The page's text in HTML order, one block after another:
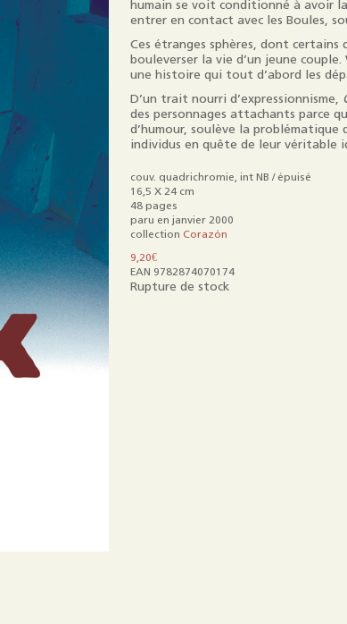
Mentions légales
humain se voit conditionné à avoir
entrer en contact avec les Boules,
Ces étranges sphères, dont certains
bouleverser la vie d’un jeune
une histoire qui tout d’abord les
D’un trait nourri d’expressionnisme,
des personnages attachants parce
d’humour, soulève la
individus en quête de leur véritable
couv. quadrichromie, int NB / épuisé
16,5 X 24 cm
48 pages
paru en janvier 2000
collection Corazón
9,20€
EAN 9782874070174
Rupture de stock